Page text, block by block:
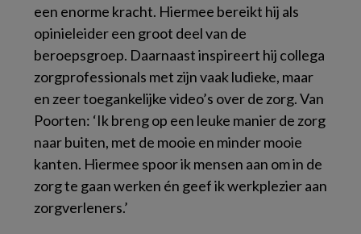
een enorme kracht. Hiermee bereikt hij als
opinieleider een groot deel van de
beroepsgroep. Daarnaast inspireert hij collega
zorgprofessionals met zijn vaak ludieke, maar
en zeer toegankelijke video’s over de zorg. Van
Poorten: ‘Ik breng op een leuke manier de zorg
naar buiten, met de mooie en minder mooie
kanten. Hiermee spoor ik mensen aan om in de
zorg te gaan werken én geef ik werkplezier aan
zorgverleners.’